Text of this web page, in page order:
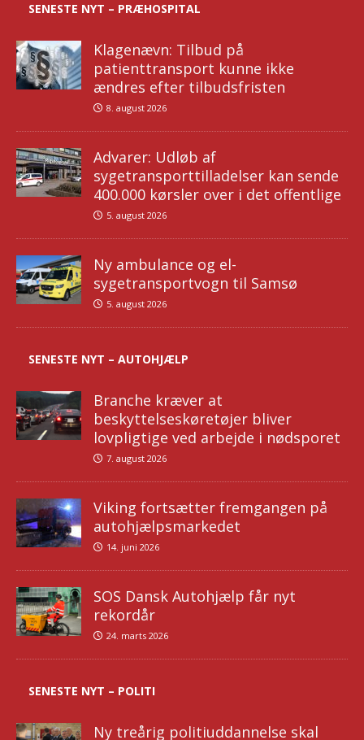
SENESTE NYT – PRÆHOSPITAL
Klagenævn: Tilbud på
patienttransport kunne ikke
ændres efter tilbudsfristen
8. august 2026
Advarer: Udløb af
sygetransporttilladelser kan sende
400.000 kørsler over i det offentlige
5. august 2026
Ny ambulance og el-
sygetransportvogn til Samsø
5. august 2026
SENESTE NYT – AUTOHJÆLP
Branche kræver at
beskyttelseskøretøjer bliver
lovpligtige ved arbejde i nødsporet
7. august 2026
Viking fortsætter fremgangen på
autohjælpsmarkedet
14. juni 2026
SOS Dansk Autohjælp får nyt
rekordår
24. marts 2026
SENESTE NYT – POLITI
Ny treårig politiuddannelse skal